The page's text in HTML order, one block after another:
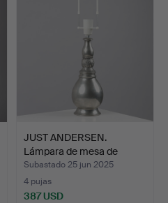
JUST ANDERSEN.
Lámpara de mesa de
estaño m…
Subastado 25 jun 2025
4 pujas
387 USD